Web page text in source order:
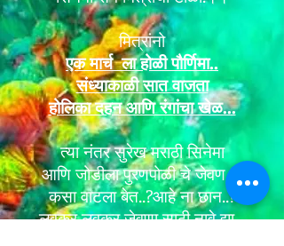
मित्रांनो
एक मार्च ला होळी पौर्णिमा..
संध्याकाळी सात वाजता
होलिका दहन आणि रंगांचा खेळ...
त्या नंतर सुरेख मराठी सिनेमा
आणि जोडीला पुरणपोळी चे जेवण.....
कसा वाटला बेत..?आहे ना छान..?
लवकर लवकर जेवणा साठी नावे द्या...